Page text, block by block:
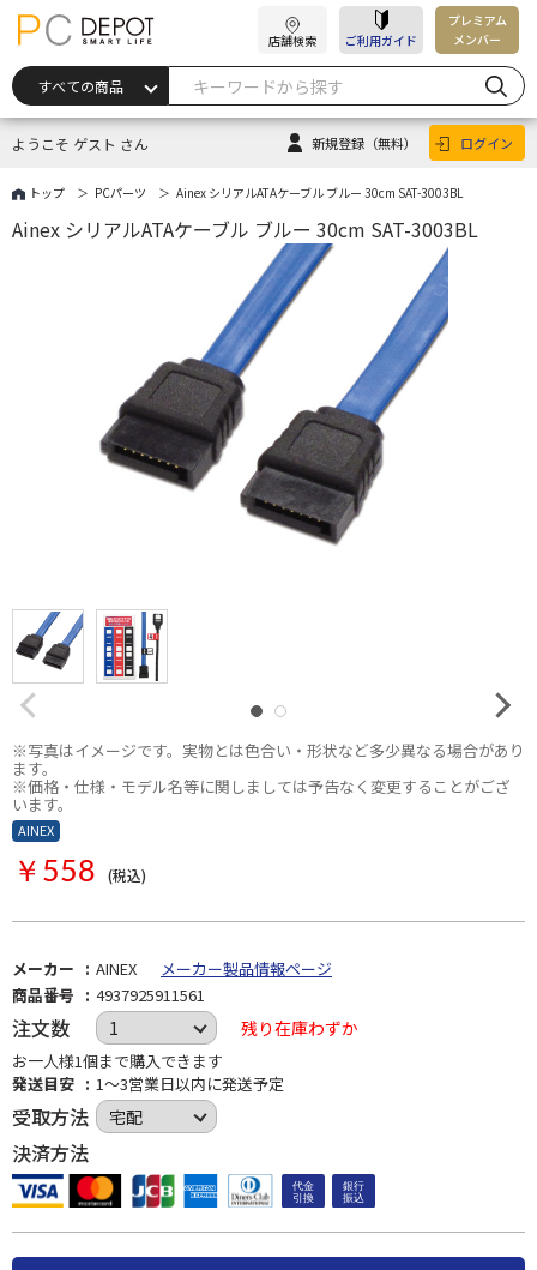
店舗検索 ご利用ガイド
プレミアム
メンバー
ようこそ ゲスト さん 新規登録 （無料） ログイン
トップ PCパーツ Ainex シリアルATAケーブル ブルー 30cm SAT-3003BL
※写真はイメージです。実物とは色合い・形状など多少異なる場合があり
ます。
※価格・仕様・モデル名等に関しましては予告なく変更することがござ
います。
Ainex シリアルATAケーブル ブルー 30cm SAT-3003BL
AINEX
￥558 (税込)
メーカー AINEX
メーカー製品情報ページ
商品番号
4937925911561
注文数 残り在庫わずか
お一人様1個まで購入できます
発送目安
1～3営業日以内に発送予定
受取方法
決済方法